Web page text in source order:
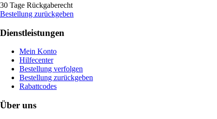
30 Tage Rückgaberecht
Bestellung zurückgeben
Dienstleistungen
Mein Konto
Hilfecenter
Bestellung verfolgen
Bestellung zurückgeben
Rabattcodes
Über uns